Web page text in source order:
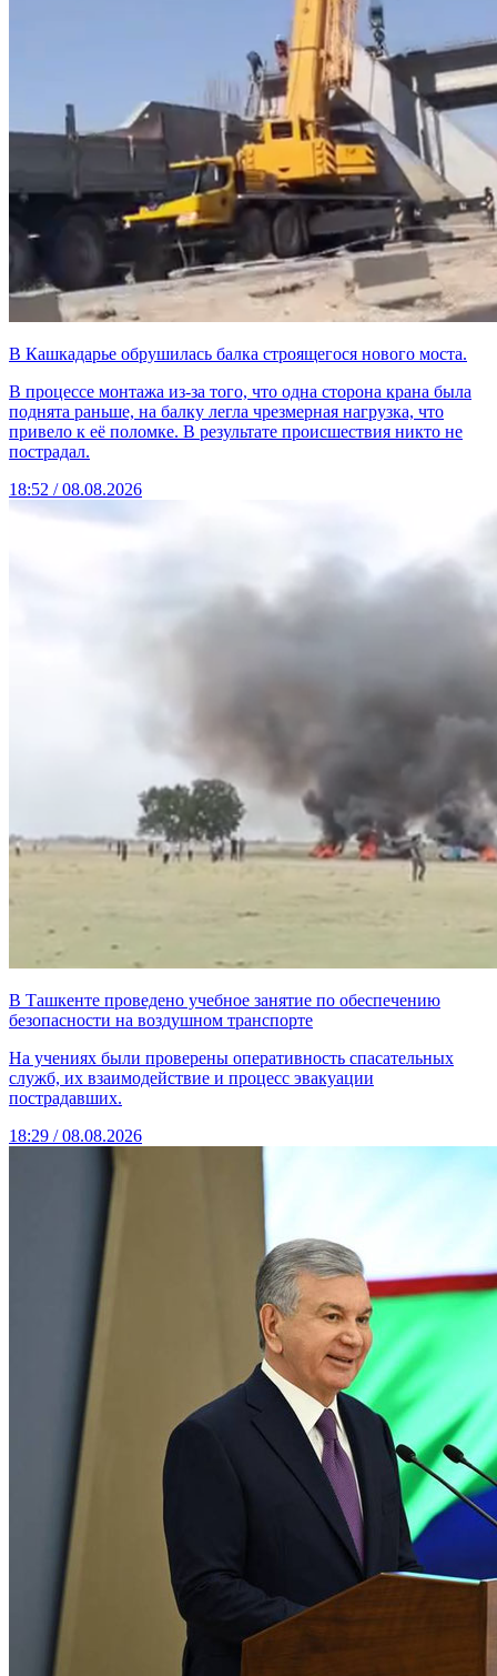
В Кашкадарье обрушилась балка строящегося нового моста.
В процессе монтажа из-за того, что одна сторона крана была
поднята раньше, на балку легла чрезмерная нагрузка, что
привело к её поломке. В результате происшествия никто не
пострадал.
18:52 / 08.08.2026
В Ташкенте проведено учебное занятие по обеспечению
безопасности на воздушном транспорте
На учениях были проверены оперативность спасательных
служб, их взаимодействие и процесс эвакуации
пострадавших.
18:29 / 08.08.2026